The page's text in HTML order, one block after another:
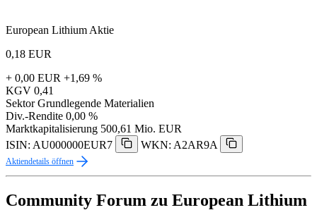
European Lithium Aktie
0,18 EUR
+ 0,00 EUR +1,69 %
KGV 0,41
Sektor Grundlegende Materialien
Div.-Rendite 0,00 %
Marktkapitalisierung 500,61 Mio. EUR
ISIN: AU000000EUR7
WKN: A2AR9A
Aktiendetails öffnen
Community Forum zu European Lithium